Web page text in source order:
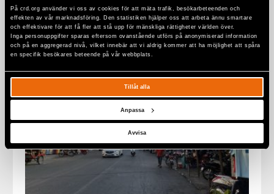
På crd.org använder vi oss av cookies för att mäta trafik, besökarbeteenden och
effekten av vår marknadsföring. Den statistiken hjälper oss att arbeta ännu smartare
och effektivare för att få fler att stå upp för mänskliga rättigheter världen över.
Inga personuppgifter sparas eftersom ovanstående utförs på anonymiserad information
och på en aggregerad nivå, vilket innebär att vi aldrig kommer att ha möjlighet att spåra
en specifik besökares beteende på vår webbplats.
Tillåt alla
Anpassa
Avvisa
CAMBODIA, NEWS 19 March 2020